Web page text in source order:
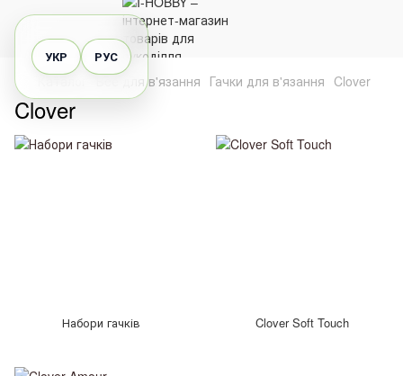
УКР РУС
Все для в'язання Гачки для в'язання Clover
Clover
Набори гачків Clover Soft Touch